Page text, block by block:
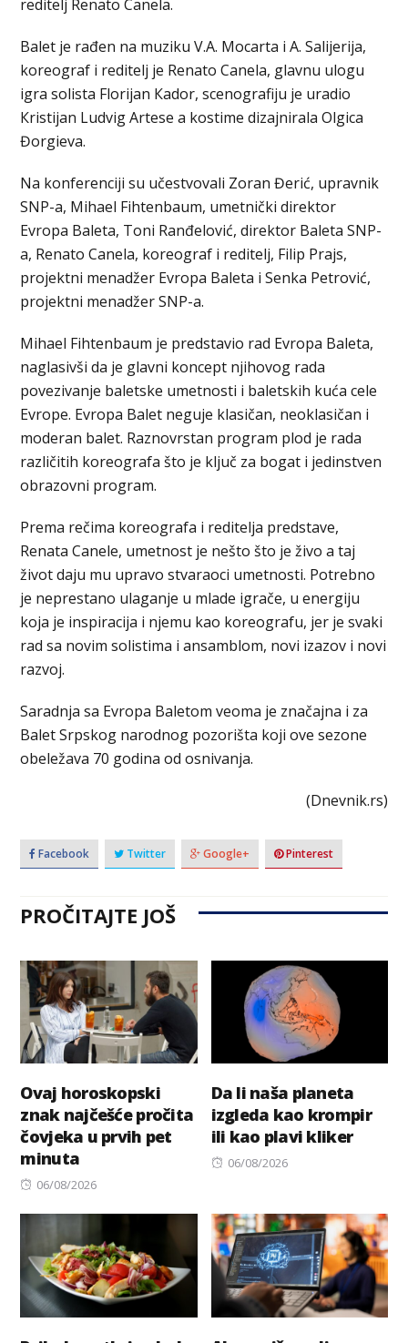
reditelj Renato Canela.
Balet je rađen na muziku V.A. Mocarta i A. Salijerija,
koreograf i reditelj je Renato Canela, glavnu ulogu
igra solista Florijan Кador, scenografiju je uradio
Кristijan Ludvig Artese a kostime dizajnirala Olgica
Đorgieva.
Na konferenciji su učestvovali Zoran Đerić, upravnik
SNP-a, Mihael Fihtenbaum, umetnički direktor
Evropa Baleta, Toni Ranđelović, direktor Baleta SNP-
a, Renato Canela, koreograf i reditelj, Filip Prajs,
projektni menadžer Evropa Baleta i Senka Petrović,
projektni menadžer SNP-a.
Mihael Fihtenbaum je predstavio rad Evropa Baleta,
naglasivši da je glavni koncept njihovog rada
povezivanje baletske umetnosti i baletskih kuća cele
Evrope. Evropa Balet neguje klasičan, neoklasičan i
moderan balet. Raznovrstan program plod je rada
različitih koreografa što je ključ za bogat i jedinstven
obrazovni program.
Prema rečima koreografa i reditelja predstave,
Renata Canele, umetnost je nešto što je živo a taj
život daju mu upravo stvaraoci umetnosti. Potrebno
je neprestano ulaganje u mlade igrače, u energiju
koja je inspiracija i njemu kao koreografu, jer je svaki
rad sa novim solistima i ansamblom, novi izazov i novi
razvoj.
Saradnja sa Evropa Baletom veoma je značajna i za
Balet Srpskog narodnog pozorišta koji ove sezone
obeležava 70 godina od osnivanja.
(Dnevnik.rs)
Facebook Twitter Google+ Pinterest
PROČITAJTE JOŠ
Ovaj horoskopski
znak najčešće pročita
čovjeka u prvih pet
minuta
Posted
06/08/2026
Da li naša planeta
izgleda kao krompir
ili kao plavi kliker
Posted
06/08/2026